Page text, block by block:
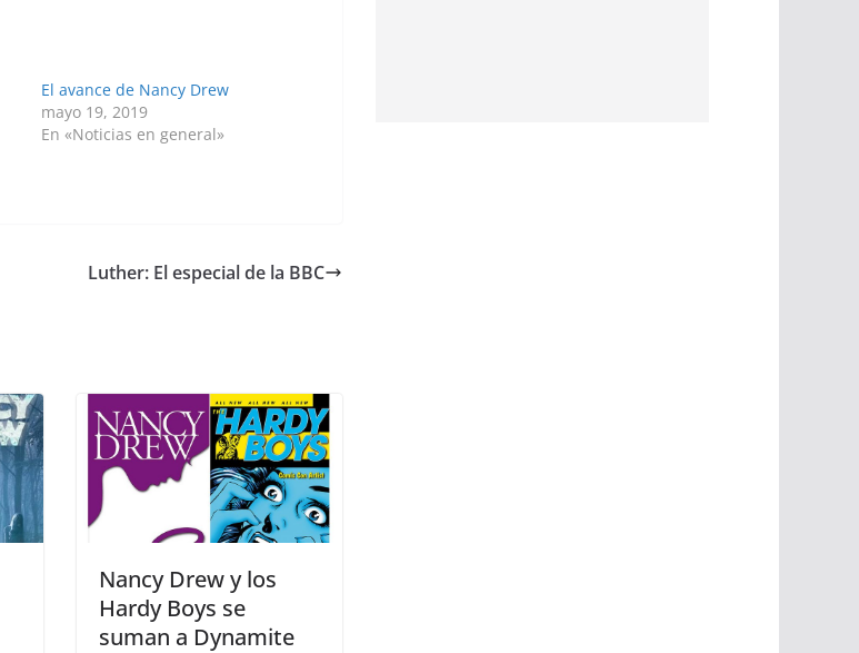
El avance de Nancy Drew
mayo 19, 2019
En «Noticias en general»
Luther: El especial de la BBC
Nancy Drew y los
Hardy Boys se
suman a Dynamite